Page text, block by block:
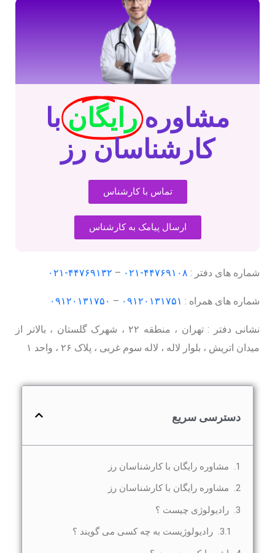
مشاوره رایگان با
کارشناسان رز
تماس با کارشناس
ارسال پیامک به کارشناس
شماره های دفتر : ۴۴۷۶۹۱۰۸-۰۲۱ – ۴۴۷۶۹۱۳۲-۰۲۱
شماره های همراه : ۰۹۱۲۰۱۳۱۷۵۱ – ۰۹۱۲۰۱۳۱۷۵۰
نشانی دفتر : تهران ، منطقه ۲۲ ، شهرک گلستان ، بالاتر از
میدان اتریش ، بلوار لاله ، لاله سوم غربی ، پلاک ۲۶ ، واحد ۱
دسترسی سریع
مشاوره رایگان با کارشناسان رز
مشاوره رایگان با کارشناسان رز
رادیولوژی چیست ؟
رادیولوژیست به چه کسی می گویند ؟